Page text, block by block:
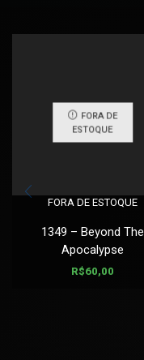
FORA DE
ESTOQUE
FORA DE ESTOQUE
1349 – Beyond The
Apocalypse
R$60,00